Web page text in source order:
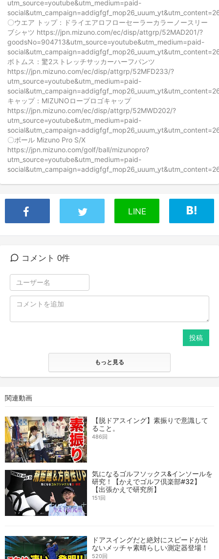
utm_source=youtube&utm_medium=paid-
〇ウエア トップ：ドライエアロフローセーラーカラーノースリー
ブシャツ https://jpn.mizuno.com/ec/disp/attgrp/52MAD201/?
goodsNo=904713&utm_source=youtube&utm_medium=paid-
ボトムス：驚2ストレッチサッカーハーフパンツ
https://jpn.mizuno.com/ec/disp/attgrp/52MFD233/?
utm_source=youtube&utm_medium=paid-
キャップ：MIZUNOロープロゴキャップ
https://jpn.mizuno.com/ec/disp/attgrp/52MWD202/?
utm_source=youtube&utm_medium=paid-
〇ボール Mizuno Pro S/X
https://jpn.mizuno.com/golf/ball/mizunopro?
utm_source=youtube&utm_medium=paid-
LINE
コメント 0件
投稿
もっと見る
関連動画
【脱ドアスイング】素振りで意識して
ること。
486回
気になるゴルフソックス&インソールを
研究！【かえでゴルフ倶楽部#32】
【出張かえで研究所】
151回
ドアスイングだと絶対にスピードが出
ないメッチャ素晴らしい測定器登場！
520回